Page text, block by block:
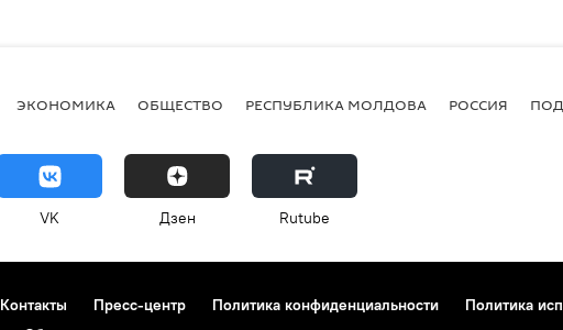
ЭКОНОМИКА ОБЩЕСТВО РЕСПУБЛИКА МОЛДОВА РОССИЯ
VK Дзен Rutube
Контакты Пресс-центр Политика конфиденциальности
Политика